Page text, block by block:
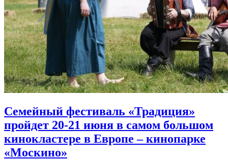
Семейный фестиваль «Традиция»
пройдет 20-21 июня в самом большом
кинокластере в Европе – кинопарке
«Москино»